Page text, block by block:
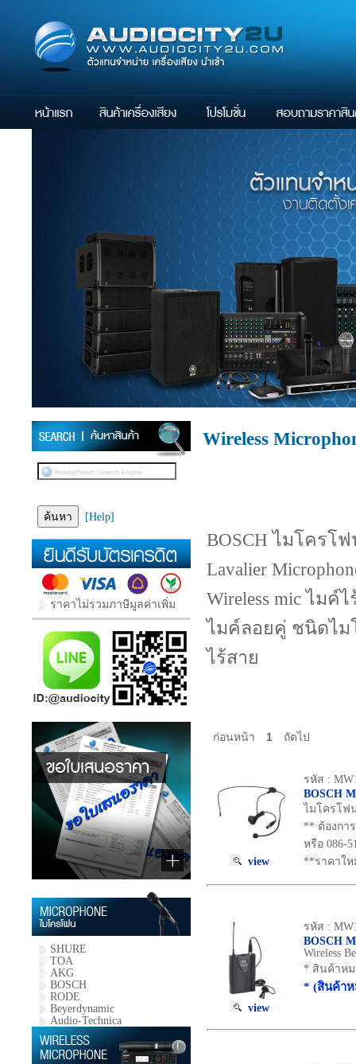
[Help]
ราคาไม่รวมภาษีมูลค่าเพิ่ม
SHURE
TOA
AKG
BOSCH
RODE
Beyerdynamic
Audio-Technica
Wireless
BOSCH ไมโครโฟ
Lavalier
Wireless mic ไม
ไมค์ลอยคู่ ชนิดไม
ไร้สาย
ก่อนหน้า 1 ถัดไป
view
รหัส :
BOSCH
ไมโครโฟน
** ต้องกา
หรือ 086-
**ราคาใ
view
รหัส :
BOSCH
Wireless
* สินค้าห
* (สินค้า